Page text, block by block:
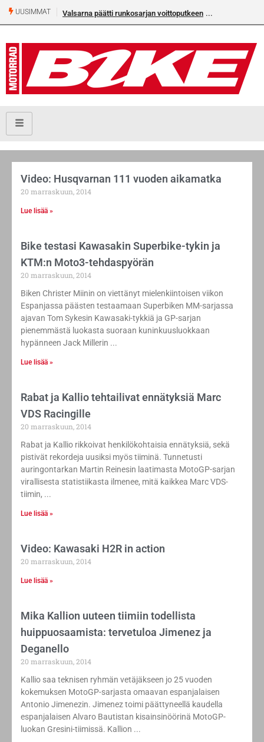
UUSIMMAT Valsarna päätti runkosarjan voittoputkeen
Video: Husqvarnan 111 vuoden aikamatka
20 marraskuun, 2014
Lue lisää »
Bike testasi Kawasakin Superbike-tykin ja
KTM:n Moto3-tehdaspyörän
20 marraskuun, 2014
Biken Christer Miinin on viettänyt mielenkiintoisen viikon
Espanjassa päästen testaamaan Superbiken MM-sarjassa
ajavan Tom Sykesin Kawasaki-tykkiä ja GP-sarjan
pienemmästä luokasta suoraan kuninkuusluokkaan
hypänneen Jack Millerin
Lue lisää »
Rabat ja Kallio tehtailivat ennätyksiä Marc
VDS Racingille
20 marraskuun, 2014
Rabat ja Kallio rikkoivat henkilökohtaisia ennätyksiä, sekä
pistivät rekordeja uusiksi myös tiiminä. Tunnetusti
auringontarkan Martin Reinesin laatimasta MotoGP-sarjan
virallisesta statistiikasta ilmenee, mitä kaikkea Marc VDS-
tiimin,
Lue lisää »
Video: Kawasaki H2R in action
20 marraskuun, 2014
Lue lisää »
Mika Kallion uuteen tiimiin todellista
huippuosaamista: tervetuloa Jimenez ja
Deganello
20 marraskuun, 2014
Kallio saa teknisen ryhmän vetäjäkseen jo 25 vuoden
kokemuksen MotoGP-sarjasta omaavan espanjalaisen
Antonio Jimenezin. Jimenez toimi päättyneellä kaudella
espanjalaisen Alvaro Bautistan kisainsinöörinä MotoGP-
luokan Gresini-tiimissä. Kallion